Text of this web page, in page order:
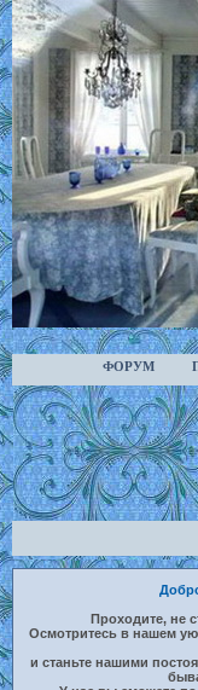
ФОРУМ
Проходите, не
Осмотритесь в нашем
и станьте нашими